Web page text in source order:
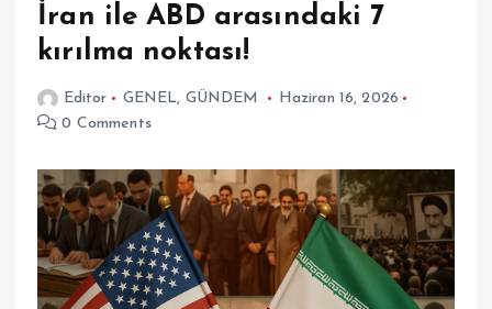
İran ile ABD arasındaki 7
kırılma noktası!
Editor GENEL, GÜNDEM
Haziran 16, 2026
0 Comments